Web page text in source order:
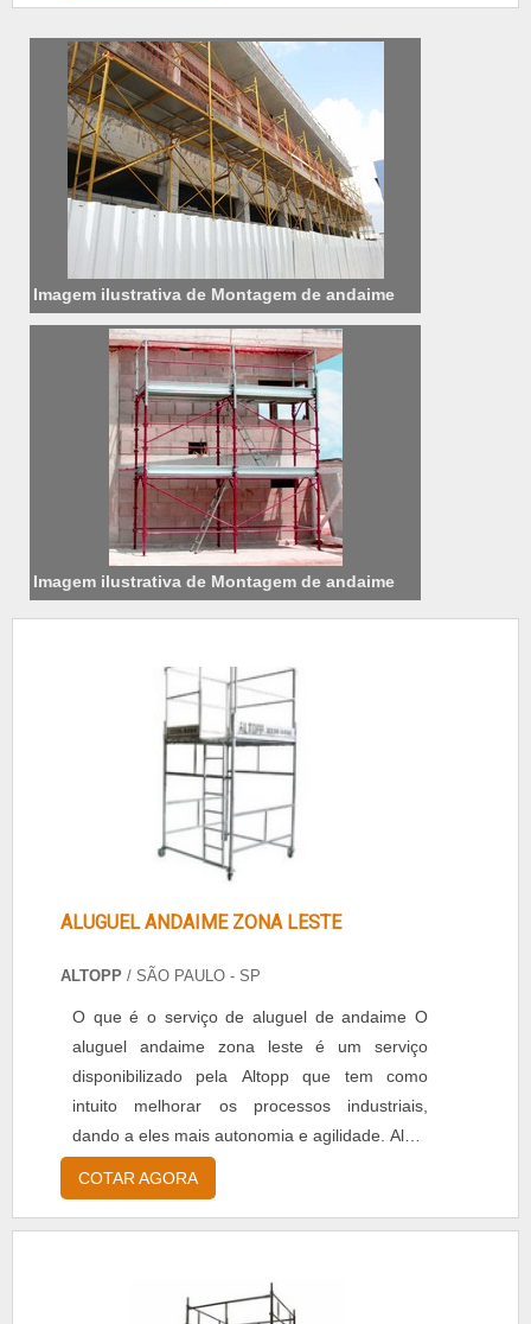
é fabricado com alto índice de resistência, para
usos intensos em obras de construção em
geral,...
Imagem ilustrativa de Montagem de andaime
Imagem ilustrativa de Montagem de andaime
ALUGUEL ANDAIME ZONA LESTE
ALTOPP / SÃO PAULO - SP
O que é o serviço de aluguel de andaime O
aluguel andaime zona leste é um serviço
disponibilizado pela Altopp que tem como
intuito melhorar os processos industriais,
dando a eles mais autonomia e agilidade. Além
disso pode ser contratado pelo tempo
necessário. Diferenciais do andaime: - Mais
contrate o serviço de alu....
COTAR AGORA